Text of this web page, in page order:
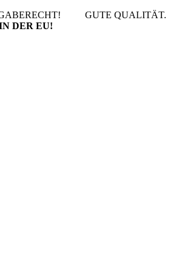
GUTE QUALITÄT.
DER EU!